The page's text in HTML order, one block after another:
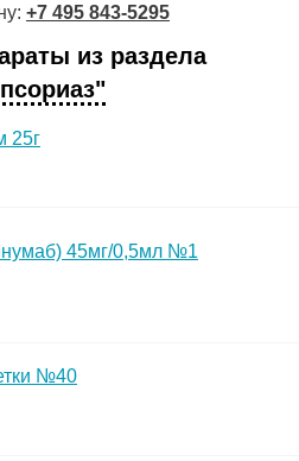
+7 495 843-5295
из раздела
25г
45мг/0,5мл №1
№40